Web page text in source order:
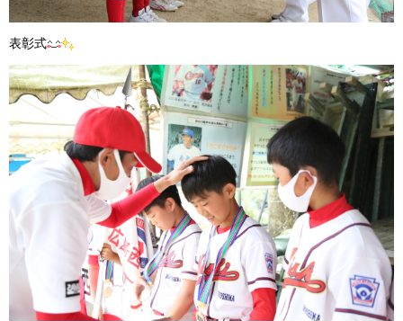
表彰式